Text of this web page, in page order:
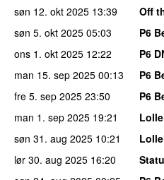
søn 12. okt 2025 13:39
Off
søn 5. okt 2025 05:03
P6
ons 1. okt 2025 12:22
P6
man 15. sep 2025 00:13
P6
fre 5. sep 2025 23:50
P6
man 1. sep 2025 19:21
søn 31. aug 2025 10:21
lør 30. aug 2025 16:20